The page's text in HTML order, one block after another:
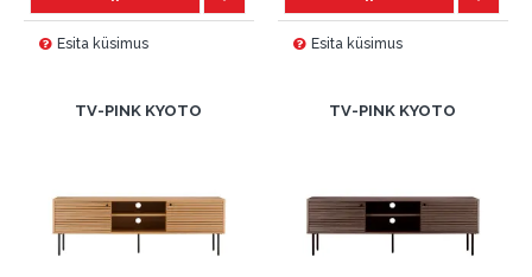
Esita küsimus Esita küsimus
TV-PINK KYOTO TV-PINK KYOTO